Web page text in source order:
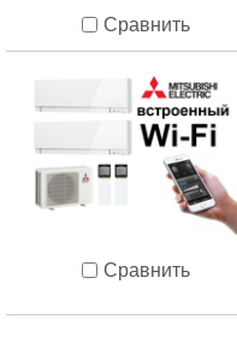
Сравнить
Сравнить